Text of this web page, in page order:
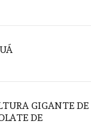
GIGANTE DE
DE